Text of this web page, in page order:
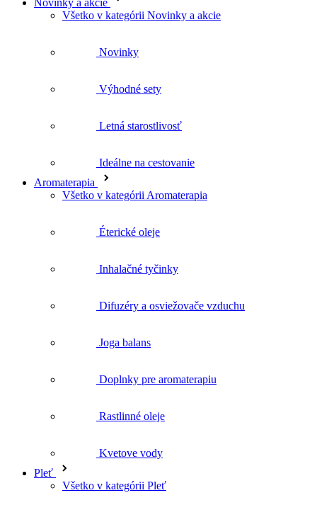
Novinky a akcie
Všetko v kategórii Novinky a akcie
Novinky
Výhodné sety
Letná starostlivosť
Ideálne na cestovanie
Aromaterapia
Všetko v kategórii Aromaterapia
Éterické oleje
Inhalačné tyčinky
Difuzéry a osviežovače vzduchu
Joga balans
Doplnky pre aromaterapiu
Rastlinné oleje
Kvetove vody
Pleť
Všetko v kategórii Pleť